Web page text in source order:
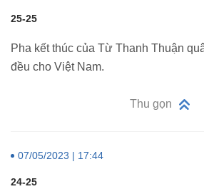
25-25
Pha kết thúc của Từ Thanh Thuận
đều cho Việt Nam.
Thu gọn
07/05/2023 | 17:44
24-25